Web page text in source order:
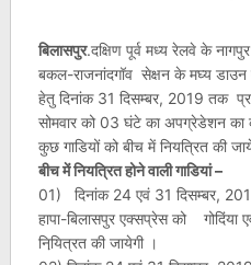
बिलासपुर.दक्षिण पूर्व मध्य रेलवे के
बकल-राजनांदगॉव सेक्षन के मघ्य
हेतु दिनांक 31 दिसम्बर, 2019 तक
सोमवार को 03 घंटे का अपग्रेडेशन का
कुछ गाडियों को बीच में नियत्रित की
बीच में नियत्रित होने वाली गाडियां –
01) दिनांक 24 एवं 31 दिसम्बर,
हापा-बिलासपुर एक्सप्रेस को गोदिंया
नियि़त्रत की जायेगी ।